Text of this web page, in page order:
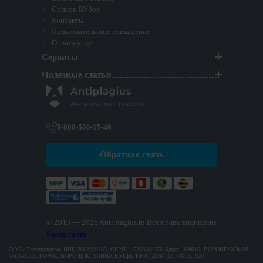
8-800-500-15-46
Обратная связь
© 2013 — 2026 Antiplagius.ru Все права защищены
Карта сайта
Список ВУЗов
Контакты
Пользовательское соглашение
Оплата услуг
Сервисы
Полезные статьи
ООО «Электрокасса» ИНН 3662996283, ОГРН 115366802376 Адрес: 394018, ВОРОНЕЖСКАЯ
ОБЛАСТЬ, ГОРОД ВОРОНЕЖ, УЛИЦА КУЦЫГИНА, ДОМ 32, ОФИС 600